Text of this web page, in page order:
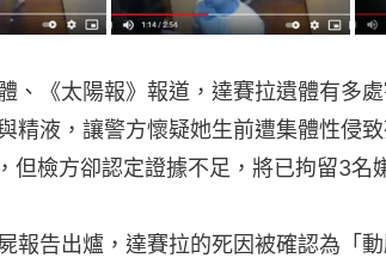
、《太陽報》報道，達賽拉遺體有多
精液，讓警方懷疑她生前遭集體性侵
但檢方卻認定證據不足，將已拘留3名
報告出爐，達賽拉的死因被確認為「